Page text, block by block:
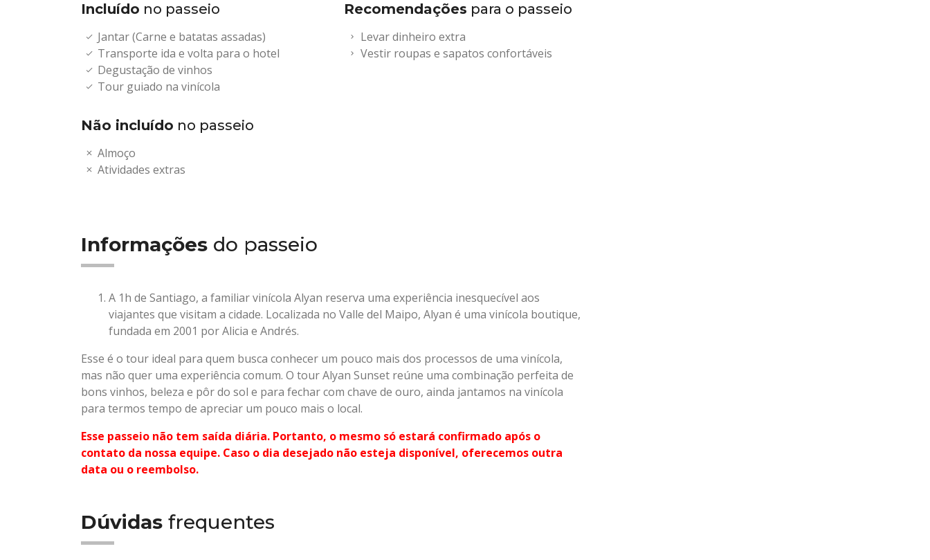
Incluído no passeio
Jantar (Carne e batatas assadas)
Transporte ida e volta para o hotel
Degustação de vinhos
Tour guiado na vinícola
Não incluído no passeio
Almoço
Atividades extras
Recomendações para o passeio
Levar dinheiro extra
Vestir roupas e sapatos confortáveis
Informações do passeio
A 1h de Santiago, a familiar vinícola Alyan reserva uma experiência inesquecível aos
viajantes que visitam a cidade. Localizada no Valle del Maipo, Alyan é uma vinícola boutique,
fundada em 2001 por Alicia e Andrés.
Esse é o tour ideal para quem busca conhecer um pouco mais dos processos de uma vinícola,
mas não quer uma experiência comum. O tour Alyan Sunset reúne uma combinação perfeita de
bons vinhos, beleza e pôr do sol e para fechar com chave de ouro, ainda jantamos na vinícola
para termos tempo de apreciar um pouco mais o local.
Esse passeio não tem saída diária. Portanto, o mesmo só estará confirmado após o
contato da nossa equipe. Caso o dia desejado não esteja disponível, oferecemos outra
data ou o reembolso.
Dúvidas frequentes